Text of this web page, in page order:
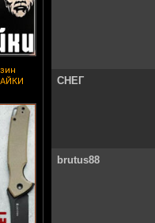
СНЕГ
brutus88